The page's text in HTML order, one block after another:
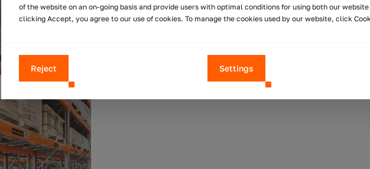
of the website on an on-going basis and provide users with optimal conditions for using both our
clicking Accept, you agree to our use of cookies. To manage the cookies used by our website, click
Reject Settings